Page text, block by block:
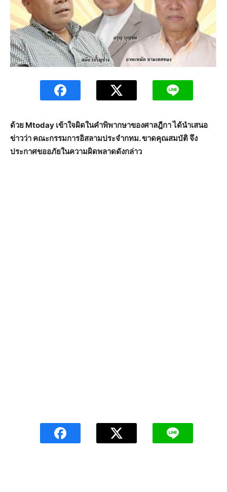
ด้วย Mtoday เข้าใจผิดในคำพิพากษาของศาลฎีกา ได้นำเสนอ
ข่าวว่า คณะกรรมการอิสลามประจำกทม. ขาดคุณสมบัติ จึง
ประกาศขออภัยในความผิดพลาดดังกล่าว